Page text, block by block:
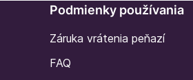
Podmienky používania
Záruka vrátenia peňazí
FAQ